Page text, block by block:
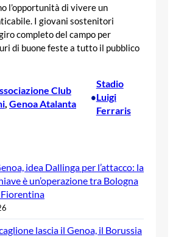
l’opportunità di vivere un
I giovani sostenitori
completo del campo per
di buone feste a tutto il pubblico
Club
, Genoa Atalanta
•
Stadio
Luigi
Ferraris
idea Dallinga per l’attacco: la
è un’operazione tra Bologna
lascia il Genoa, il Borussia